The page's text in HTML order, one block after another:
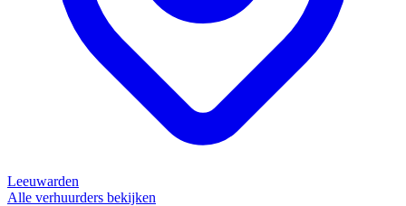
Leeuwarden
Alle verhuurders bekijken